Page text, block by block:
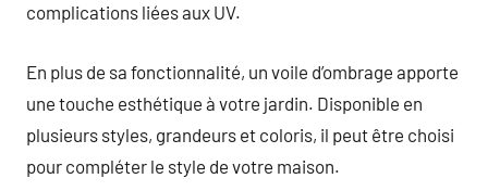
complications liées aux UV.
En plus de sa fonctionnalité, un voile d’ombrage apporte
une touche esthétique à votre jardin. Disponible en
plusieurs styles, grandeurs et coloris, il peut être choisi
pour compléter le style de votre maison.